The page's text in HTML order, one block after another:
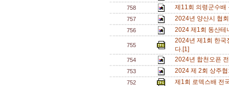
758 제11회 의령군수
757 2024년 양산시 협
756 2024 제1회 동산
755
2024년 제1회 한국
다.[1]
754 2024년 합천오픈
753 2024 제 2회 상주
752 제1회 로덱스배 전